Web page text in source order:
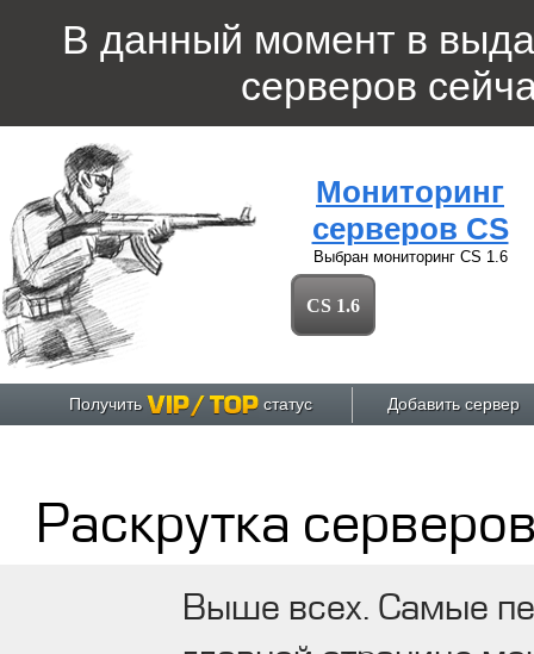
В данный момент в
серверов
Мониторинг
серверов CS
Выбран мониторинг CS 1.6
CS 1.6
Получить статус Добавить сервер
Раскрутка
Выше всех. Самые